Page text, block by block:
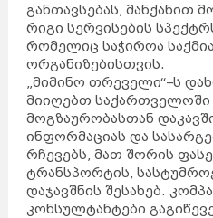
განთავსებას, მანქანით
რიგი სერვისების
რომელიც საჭიროა
ორგანიზებისთვის.
„მიმინო თრეველი“–ს
მიიღებთ საქართველოში
მოგზაურობასთან
ინფორმაციას და
რჩევებს, მათ შორის
ტრანსპორტის,
დაჯავშნის შესახებ.
კონსულტანტები